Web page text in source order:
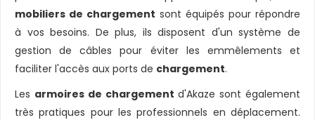
mobiliers de chargement sont équipés pour répondre
à vos besoins. De plus, ils disposent d'un système de
gestion de câbles pour éviter les emmêlements et
faciliter l'accès aux ports de chargement.
Les armoires de chargement d'Akaze sont également
très pratiques pour les professionnels en déplacement.